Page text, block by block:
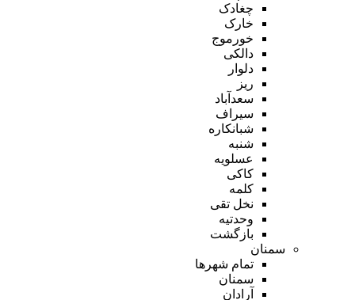
چغادک
خارک
خورموج
دالکی
دلوار
ریز
سعدآباد
سیراف
شبانکاره
شنبه
عسلویه
کاکی
کلمه
نخل تقی
وحدتیه
بازگشت
سمنان
تمام شهر‌ها
سمنان
آرادان